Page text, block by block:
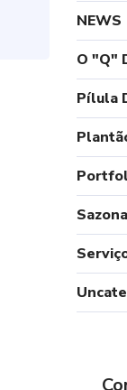
NEWS
O "Q"
Pílula